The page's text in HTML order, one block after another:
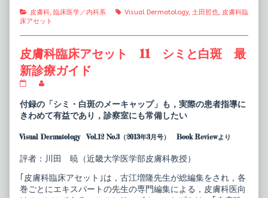
Categories
皮膚科, 臨床医学／内科系 Tags
Visual Dermatology, 土田哲也, 皮膚科臨
床アセット
皮膚科臨床アセット 11 シミと白斑 最
新診療ガイド
科
臨
床
セ
ト
11
シ
ミ
と
posts
the
of
膚
科
臨
床
ア
付録の「シミ・白斑のメーキャップ」も，実際の患者指導に
きわめて有益であり，診察室にも常備したい
Visual Dermatology Vol.12 No.3（2013年3月号） Book Reviewより
評者：川田 暁（近畿大学医学部皮膚科教授）
｢皮膚科臨床アセット｣は，古江増隆先生が総編集をされ，各
巻ごとにエキスパートの先生の専門編集による，皮膚科医向